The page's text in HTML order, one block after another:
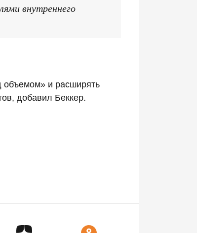
внутреннего
объемом» и расширять
добавил Беккер.